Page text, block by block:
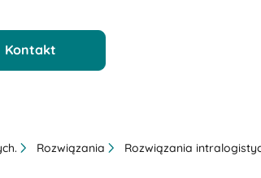
Kontakt
Rozwiązania
Rozwiązania